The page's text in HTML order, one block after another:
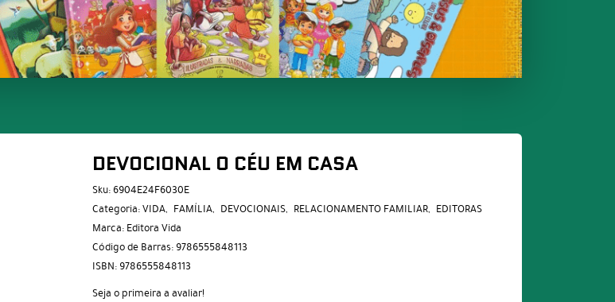
DEVOCIONAL O CÉU EM CASA
Sku: 6904E24F6030E
Categoria:VIDA FAMÍLIA DEVOCIONAIS RELACIONAMENTO FAMILIAR EDITORAS
Marca: Editora Vida
Código de Barras: 9786555848113
ISBN: 9786555848113
Seja o primeira a avaliar!